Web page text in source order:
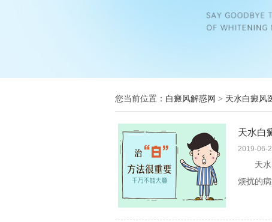
您当前位置： 白癜风解惑网 > 天水白癜风
天水白
2019-06-
天水白
烦扰的